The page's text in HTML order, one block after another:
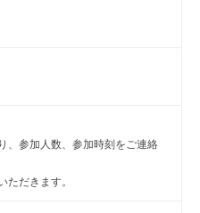
、参加人数、参加時刻をご連絡
ただきます。